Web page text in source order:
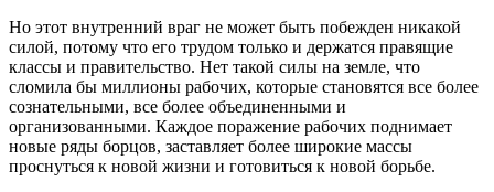
Но этот внутренний враг не может быть побежден никакой
силой, потому что его трудом только и держатся правящие
классы и правительство. Нет такой силы на земле, что
сломила бы миллионы рабочих, которые становятся все более
сознательными, все более объединенными и
организованными. Каждое поражение рабочих поднимает
новые ряды борцов, заставляет более широкие массы
проснуться к новой жизни и готовиться к новой борьбе.